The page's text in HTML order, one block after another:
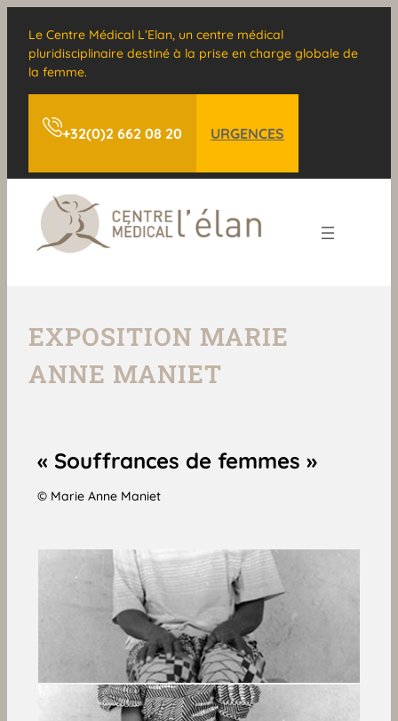
Le Centre Médical L’Elan, un centre médical
pluridisciplinaire destiné à la prise en charge globale de
la femme.
+32(0)2 662 08 20 URGENCES
EXPOSITION MARIE
ANNE MANIET
« Souffrances de femmes »
© Marie Anne Maniet